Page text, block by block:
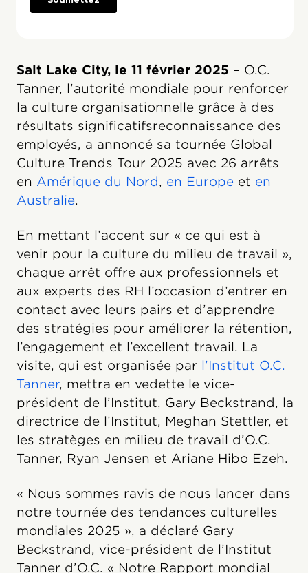
Salt Lake City, le 11 février 2025 – O.C.
Tanner, l’autorité mondiale pour renforcer
la culture organisationnelle grâce à des
résultats significatifsreconnaissance des
employés, a annoncé sa tournée Global
Culture Trends Tour 2025 avec 26 arrêts
en Amérique du Nord, en Europe et en
Australie.
En mettant l’accent sur « ce qui est à
venir pour la culture du milieu de travail »,
chaque arrêt offre aux professionnels et
aux experts des RH l’occasion d’entrer en
contact avec leurs pairs et d’apprendre
des stratégies pour améliorer la rétention,
l’engagement et l’excellent travail. La
visite, qui est organisée par l’Institut O.C.
Tanner, mettra en vedette le vice-
président de l’Institut, Gary Beckstrand, la
directrice de l’Institut, Meghan Stettler, et
les stratèges en milieu de travail d’O.C.
Tanner, Ryan Jensen et Ariane Hibo Ezeh.
« Nous sommes ravis de nous lancer dans
notre tournée des tendances culturelles
mondiales 2025 », a déclaré Gary
Beckstrand, vice-président de l’Institut
Tanner d’O.C. « Notre Rapport mondial